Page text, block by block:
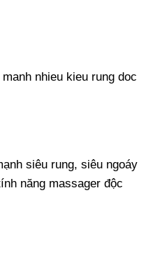
siêu rung, siêu ngoáy
năng massager độc